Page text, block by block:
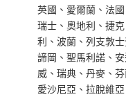
英國、愛爾蘭、法
瑞士、奧地利、捷
利、波蘭、列支敦
諦岡、聖馬利諾、
威、瑞典、丹麥、
愛沙尼亞、拉脫維